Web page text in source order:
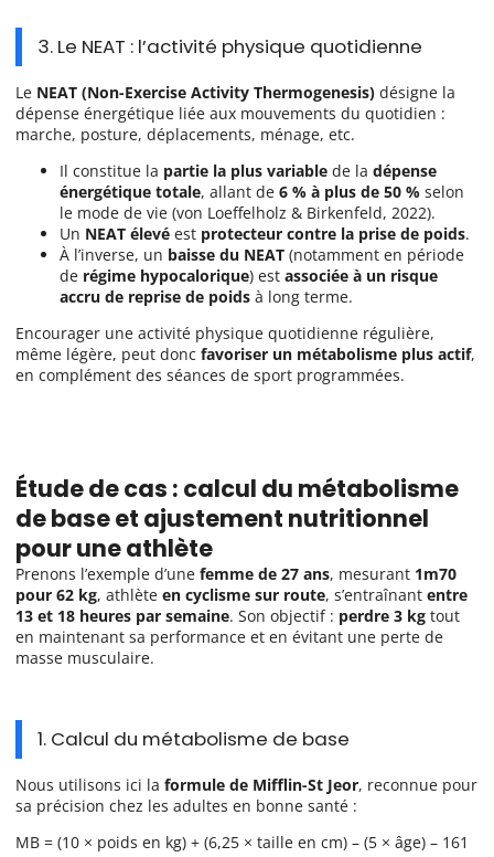
3. Le NEAT : l’activité physique quotidienne
Le NEAT (Non-Exercise Activity Thermogenesis) désigne la
dépense énergétique liée aux mouvements du quotidien :
marche, posture, déplacements, ménage, etc.
Il constitue la partie la plus variable de la dépense
énergétique totale, allant de 6 % à plus de 50 % selon
le mode de vie (von Loeffelholz & Birkenfeld, 2022).
Un NEAT élevé est protecteur contre la prise de poids.
À l’inverse, un baisse du NEAT (notamment en période
de régime hypocalorique) est associée à un risque
accru de reprise de poids à long terme.
Encourager une activité physique quotidienne régulière,
même légère, peut donc favoriser un métabolisme plus actif,
en complément des séances de sport programmées.
Étude de cas : calcul du métabolisme
de base et ajustement nutritionnel
pour une athlète
Prenons l’exemple d’une femme de 27 ans, mesurant 1m70
pour 62 kg, athlète en cyclisme sur route, s’entraînant entre
13 et 18 heures par semaine. Son objectif : perdre 3 kg tout
en maintenant sa performance et en évitant une perte de
masse musculaire.
1. Calcul du métabolisme de base
Nous utilisons ici la formule de Mifflin-St Jeor, reconnue pour
sa précision chez les adultes en bonne santé :
MB = (10 × poids en kg) + (6,25 × taille en cm) – (5 × âge) – 161